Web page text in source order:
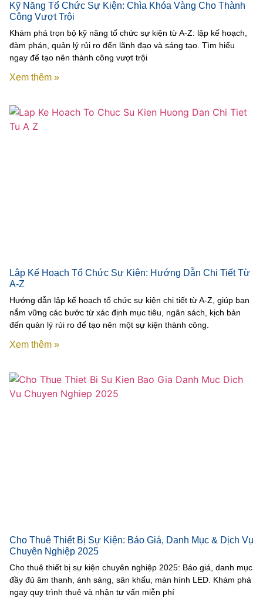
Kỹ Năng Tổ Chức Sự Kiện: Chìa Khóa Vàng Cho Thành
Công Vượt Trội
Khám phá trọn bộ kỹ năng tổ chức sự kiện từ A-Z: lập kế hoạch,
đàm phán, quản lý rủi ro đến lãnh đạo và sáng tạo. Tìm hiểu
ngay để tạo nên thành công vượt trội
Xem thêm »
Lập Kế Hoạch Tổ Chức Sự Kiện: Hướng Dẫn Chi Tiết Từ
A-Z
Hướng dẫn lập kế hoạch tổ chức sự kiện chi tiết từ A-Z, giúp bạn
nắm vững các bước từ xác định mục tiêu, ngân sách, kịch bản
đến quản lý rủi ro để tạo nên một sự kiện thành công.
Xem thêm »
Cho Thuê Thiết Bị Sự Kiện: Báo Giá, Danh Mục & Dịch Vụ
Chuyên Nghiệp 2025
Cho thuê thiết bị sự kiện chuyên nghiệp 2025: Báo giá, danh mục
đầy đủ âm thanh, ánh sáng, sân khấu, màn hình LED. Khám phá
ngay quy trình thuê và nhận tư vấn miễn phí